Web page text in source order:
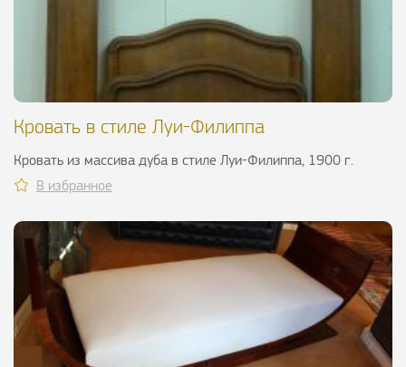
Кровать в стиле Луи-Филиппа
Кровать из массива дуба в стиле Луи-Филиппа, 1900 г.
В избранное